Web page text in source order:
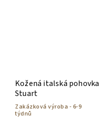
Kožená italská pohovka
Stuart
Zakázková výroba - 6-9
týdnů